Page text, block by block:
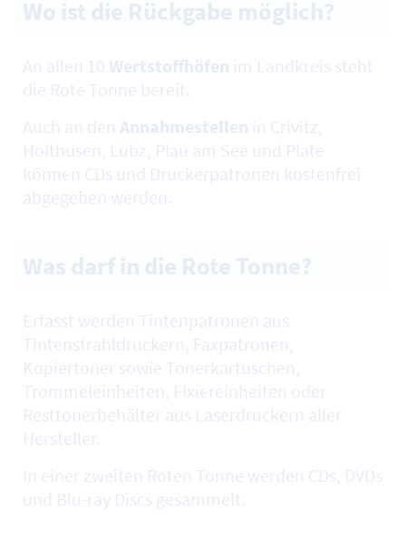
An allen 10 Wertstoffhöfen im Landkreis steht
die Rote Tonne bereit.
Auch an den Annahmestellen in Crivitz,
Holthusen, Lübz, Plau am See und Plate
können CDs und Druckerpatronen kostenfrei
abgegeben werden.
Erfasst werden Tintenpatronen aus
Tintenstrahldruckern, Faxpatronen,
Kopiertoner sowie Tonerkartuschen,
Trommeleinheiten, Fixiereinheiten oder
Resttonerbehälter aus Laserdruckern aller
Hersteller.
In einer zweiten Roten Tonne werden CDs, DVDs
und Blu-ray Discs gesammelt.